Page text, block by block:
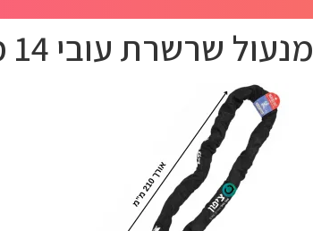
מנעול שרשרת עובי 14 ממ באורך 2.1 מטר